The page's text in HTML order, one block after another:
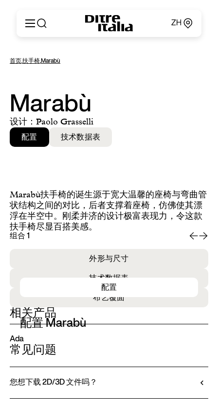
ZH
产品
产品目录和材料
Ditre for Professionals
销售点
新闻和媒体
专属区域
English
Español
Русский
简体中文
首页,扶手椅,Marabù
Marabù
设计：Paolo Grasselli
配置 技术数据表
Marabù扶手椅的诞生源于宽大温馨的座椅与弯曲管
状结构之间的对比，后者支撑着座椅，仿佛使其漂
浮在半空中。刚柔并济的设计极富表现力，令这款
扶手椅尽显百搭美感。
组合 1
外形与尺寸
技术数据表
布艺覆面
配置 Marabù
配置
相关产品
Ada
常见问题
您想下载 2D/3D 文件吗？